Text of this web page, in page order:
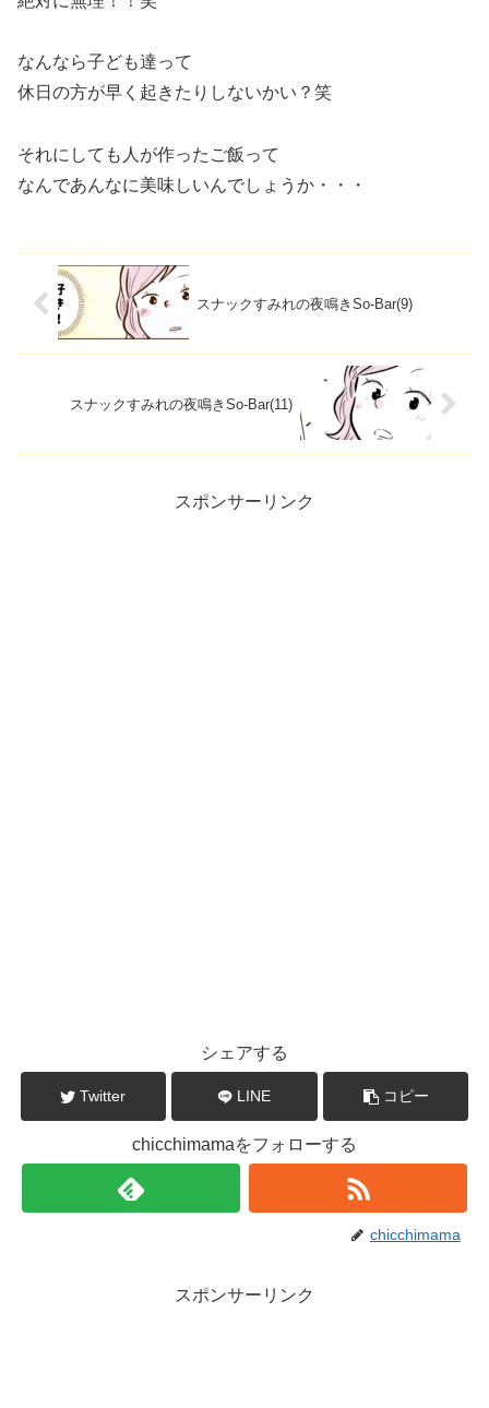
なんなら子ども達って
休日の方が早く起きたりしないかい？笑
それにしても人が作ったご飯って
なんであんなに美味しいんでしょうか・・・
スナックすみれの夜鳴きSo-Bar(9)
スナックすみれの夜鳴きSo-Bar(11)
スポンサーリンク
シェアする
Twitter LINE コピー
chicchimamaをフォローする
chicchimama
スポンサーリンク